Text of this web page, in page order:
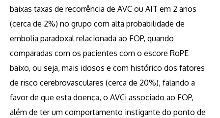
baixas taxas de recorrência de AVC ou AIT em 2 anos
(cerca de 2%) no grupo com alta probabilidade de
embolia paradoxal relacionada ao FOP, quando
comparadas com os pacientes com o escore RoPE
baixo, ou seja, mais idosos e com histórico dos fatores
de risco cerebrovasculares (cerca de 20%), falando a
favor de que esta doença, o AVCi associado ao FOP,
além de ter um comportamento instigante do ponto de